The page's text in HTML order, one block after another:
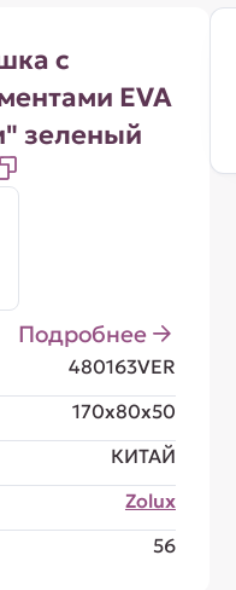
с
EVA
зеленый
Подробнее
480163VER
170x80x50
КИТАЙ
Zolux
56